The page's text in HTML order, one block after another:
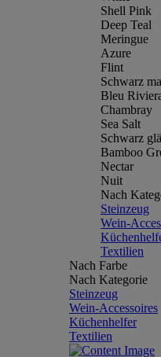
Shell Pink
Deep Teal
Meringue
Azure
Flint
Schwarz
Bleu
Chambray
Sea Salt
Schwarz
Bamboo
Nectar
Nuit
Nach
Steinzeug
Wein-
Textilien
Nach Farbe
Nach Kategorie
Steinzeug
Wein-Accessoires
Küchenhelfer
Textilien